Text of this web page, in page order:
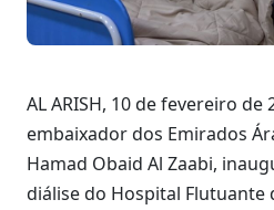
AL ARISH, 10 de fevereiro de
embaixador dos Emirados
Hamad Obaid Al Zaabi,
diálise do Hospital Flutuante